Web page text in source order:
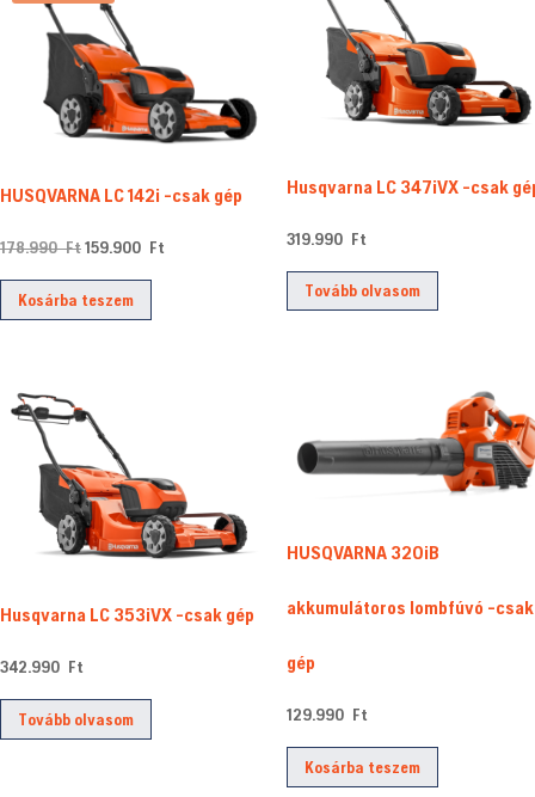
HUSQVARNA LC 142i -csak gép
178.990FtOriginal
price
was:
159.900 Ft
Kosárba teszem
Husqvarna LC 347iVX -csak
319.990 Ft
Tovább olvasom
Husqvarna LC 353iVX -csak gép
342.990 Ft
Tovább olvasom
HUSQVARNA 320iB
akkumulátoros lombfúvó -csak
gép
129.990 Ft
Kosárba teszem